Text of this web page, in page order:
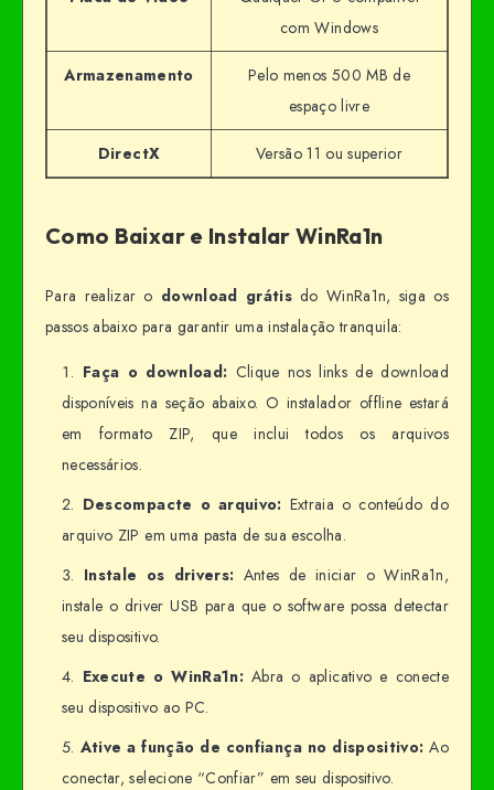
com Windows
Armazenamento
Pelo menos 500 MB de
espaço livre
DirectX Versão 11 ou superior
Como Baixar e Instalar WinRa1n
Para realizar o download grátisdo WinRa1n, siga os
passos abaixo para garantir uma instalação tranquila:
Faça o download: Clique nos links de download
disponíveis na seção abaixo. O instalador offline estará
em formato ZIP, que inclui todos os arquivos
necessários.
Descompacte o arquivo: Extraia o conteúdo do
arquivo ZIP em uma pasta de sua escolha.
Instale os drivers: Antes de iniciar o WinRa1n,
instale o driver USB para que o software possa detectar
seu dispositivo.
Execute o WinRa1n: Abra o aplicativo e conecte
seu dispositivo ao PC.
Ative a função de confiança no dispositivo: Ao
conectar, selecione “Confiar” em seu dispositivo.